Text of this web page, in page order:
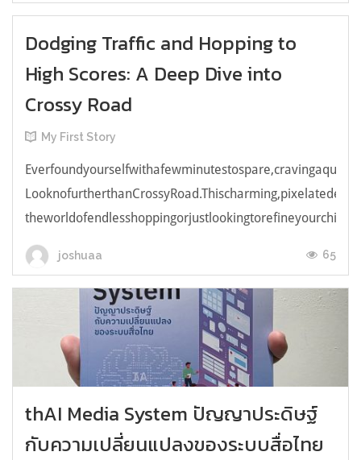
Dodging Traffic and Hopping to
High Scores: A Deep Dive into
Crossy Road
My First Story
joshuaa 65
thAI Media System ปัญญาประดิษฐ์
กับความเปลี่ยนแปลงของระบบสื่อไทย